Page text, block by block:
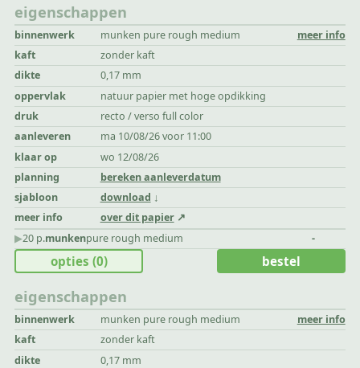
eigenschappen
binnenwerk munken pure rough medium
meer info
kaft
zonder kaft
dikte
0,17 mm
oppervlak
natuur papier met hoge opdikking
druk
recto / verso full color
aanleveren
ma 10/08/26 voor 11:00
klaar op
wo 12/08/26
planning
bereken aanleverdatum
sjabloon
download
meer info
over dit papier
▶︎20 p.munkenpure rough medium -
eigenschappen
binnenwerk munken pure rough medium
meer info
kaft
zonder kaft
dikte
0,17 mm
opties (0) bestel